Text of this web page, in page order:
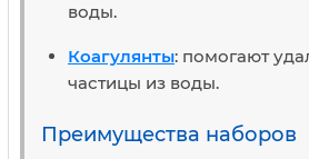
воды.
Коагулянты: помогают
частицы из воды.
Преимущества наборов